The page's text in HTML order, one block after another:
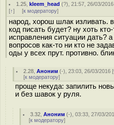
1.25 ,kleem_head (?), 21:57, 26/03/
[↑] [к модератору]
народ, хорош шлак изливать.
код писать будет? ну хоть
исправления ситуации дать?
вопросов как-то ни кто не
оды у всех прут. противно.
2.28 ,Аноним (-), 23:03, 26/03/2016 [
[к модератору]
проще некуда: запилить
и без шавок у руля.
3.32 ,Аноним (-), 03:33, 27/03/
[к модератору]